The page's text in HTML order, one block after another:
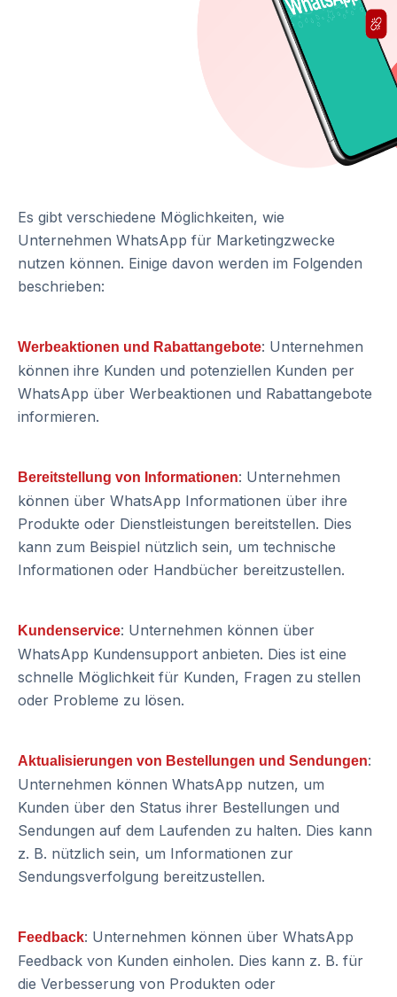
Es gibt verschiedene Möglichkeiten, wie
Unternehmen WhatsApp für Marketingzwecke
nutzen können. Einige davon werden im Folgenden
beschrieben:
Werbeaktionen und Rabattangebote: Unternehmen
können ihre Kunden und potenziellen Kunden per
WhatsApp über Werbeaktionen und Rabattangebote
informieren.
Bereitstellung von Informationen: Unternehmen
können über WhatsApp Informationen über ihre
Produkte oder Dienstleistungen bereitstellen. Dies
kann zum Beispiel nützlich sein, um technische
Informationen oder Handbücher bereitzustellen.
Kundenservice: Unternehmen können über
WhatsApp Kundensupport anbieten. Dies ist eine
schnelle Möglichkeit für Kunden, Fragen zu stellen
oder Probleme zu lösen.
Aktualisierungen von Bestellungen und Sendungen:
Unternehmen können WhatsApp nutzen, um
Kunden über den Status ihrer Bestellungen und
Sendungen auf dem Laufenden zu halten. Dies kann
z. B. nützlich sein, um Informationen zur
Sendungsverfolgung bereitzustellen.
Feedback: Unternehmen können über WhatsApp
Feedback von Kunden einholen. Dies kann z. B. für
die Verbesserung von Produkten oder